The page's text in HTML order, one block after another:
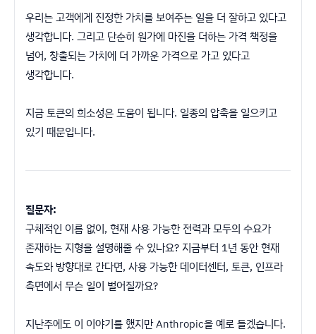
우리는 고객에게 진정한 가치를 보여주는 일을 더 잘하고 있다고
생각합니다. 그리고 단순히 원가에 마진을 더하는 가격 책정을
넘어, 창출되는 가치에 더 가까운 가격으로 가고 있다고
생각합니다.
지금 토큰의 희소성은 도움이 됩니다. 일종의 압축을 일으키고
있기 때문입니다.
질문자:
구체적인 이름 없이, 현재 사용 가능한 전력과 모두의 수요가
존재하는 지형을 설명해줄 수 있나요? 지금부터 1년 동안 현재
속도와 방향대로 간다면, 사용 가능한 데이터센터, 토큰, 인프라
측면에서 무슨 일이 벌어질까요?
지난주에도 이 이야기를 했지만 Anthropic을 예로 들겠습니다.